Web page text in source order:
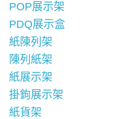
POP展示架
PDQ展示盒
紙陳列架
陳列紙架
紙展示架
掛鉤展示架
紙貨架